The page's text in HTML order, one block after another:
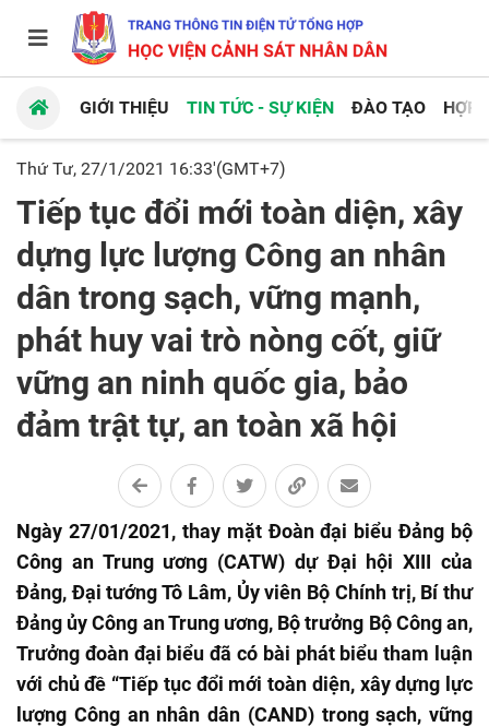
GIỚI THIỆU TIN TỨC - SỰ KIỆN ĐÀO TẠO HỢP
Thứ Tư, 27/1/2021 16:33'(GMT+7)
Tiếp tục đổi mới toàn diện, xây
dựng lực lượng Công an nhân
dân trong sạch, vững mạnh,
phát huy vai trò nòng cốt, giữ
vững an ninh quốc gia, bảo
đảm trật tự, an toàn xã hội
Ngày 27/01/2021, thay mặt Đoàn đại biểu Đảng bộ
Công an Trung ương (CATW) dự Đại hội XIII của
Đảng, Đại tướng Tô Lâm, Ủy viên Bộ Chính trị, Bí thư
Đảng ủy Công an Trung ương, Bộ trưởng Bộ Công an,
Trưởng đoàn đại biểu đã có bài phát biểu tham luận
với chủ đề “Tiếp tục đổi mới toàn diện, xây dựng lực
lượng Công an nhân dân (CAND) trong sạch, vững